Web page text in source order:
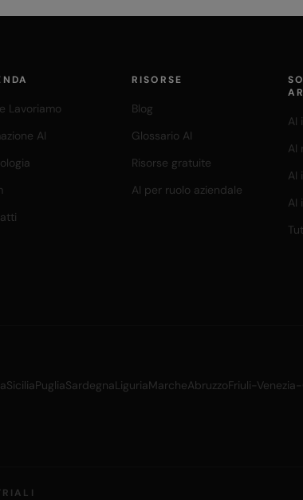
Lavoriamo
AI
RISORSE
Blog
Glossario AI
Risorse gratuite
AI per ruolo aziendale
AI
AI
AI
AI
SiciliaPugliaSardegnaLiguriaMarcheAbruzzoFriuli-